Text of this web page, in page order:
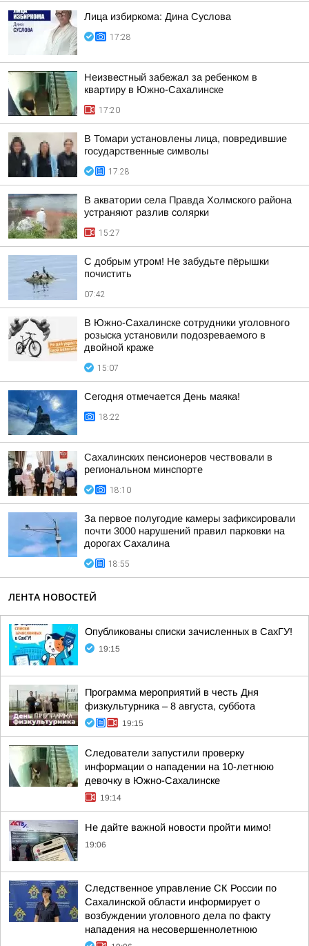
Лица избиркома: Дина Суслова
17:28
Неизвестный забежал за ребенком в
квартиру в Южно-Сахалинске
17:20
В Томари установлены лица, повредившие
государственные символы
17:28
В акватории села Правда Холмского района
устраняют разлив солярки
15:27
С добрым утром! Не забудьте пёрышки
почистить
07:42
В Южно-Сахалинске сотрудники уголовного
розыска установили подозреваемого в
двойной краже
15:07
Сегодня отмечается День маяка!
18:22
Сахалинских пенсионеров чествовали в
региональном минспорте
18:10
За первое полугодие камеры зафиксировали
почти 3000 нарушений правил парковки на
дорогах Сахалина
18:55
ЛЕНТА НОВОСТЕЙ
Опубликованы списки зачисленных в СахГУ!
19:15
Программа мероприятий в честь Дня
физкультурника – 8 августа, суббота
19:15
Следователи запустили проверку
информации о нападении на 10-летнюю
девочку в Южно-Сахалинске
19:14
Не дайте важной новости пройти мимо!
19:06
Следственное управление СК России по
Сахалинской области информирует о
возбуждении уголовного дела по факту
нападения на несовершеннолетнюю